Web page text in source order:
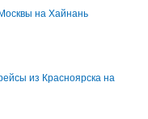
на Хайнань
из Красноярска на